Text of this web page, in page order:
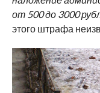
от 500 до 3000
этого штрафа